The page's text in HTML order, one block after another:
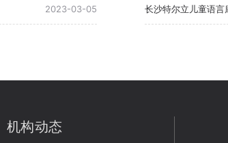
2023-03-05 长沙特尔立儿童语言
机构动态